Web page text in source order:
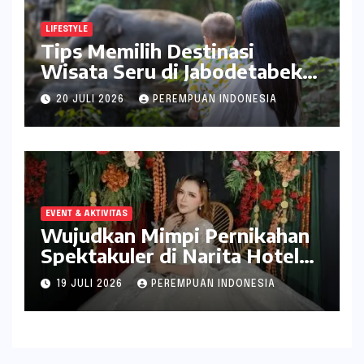
LIFESTYLE
Tips Memilih Destinasi
Wisata Seru di Jabodetabek
ala inDrive
20 JULI 2026 PEREMPUAN INDONESIA
EVENT & AKTIVITAS
Wujudkan Mimpi Pernikahan
Spektakuler di Narita Hotel
Surabaya
19 JULI 2026 PEREMPUAN INDONESIA